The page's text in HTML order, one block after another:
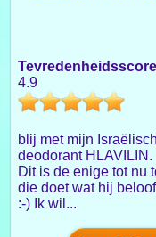
4.9
blij met mijn
deodorant HLAVILIN.
Dit is de enige tot nu
die doet wat hij
:-) Ik wil...